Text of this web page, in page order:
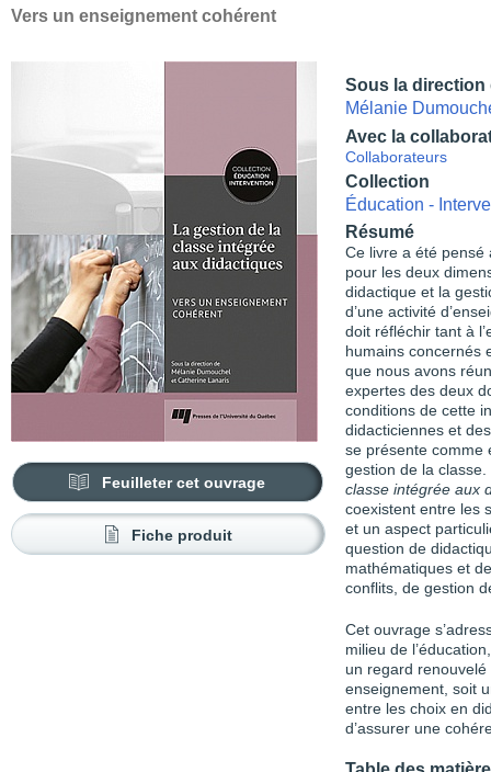
Vers un enseignement cohérent
Feuilleter cet ouvrage
Fiche produit
Sous la direction
Mélanie
Avec la
Collaborateurs
Collection
Éducation -
Résumé
Ce livre a été pensé
pour les deux
didactique et la
d’une activité
doit réfléchir tant à
humains concernés
que nous avons
expertes des deux
conditions de cette
didacticiennes et
se présente comme
gestion de la
classe intégrée aux
coexistent entre les
et un aspect
question de
mathématiques et
conflits, de gestion
Cet ouvrage
milieu de
un regard
enseignement, soit
entre les choix en
d’assurer une